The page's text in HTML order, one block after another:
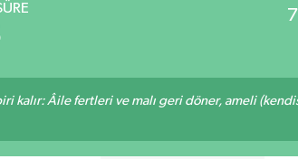
kalır: Âile fertleri ve malı geri döner, ameli